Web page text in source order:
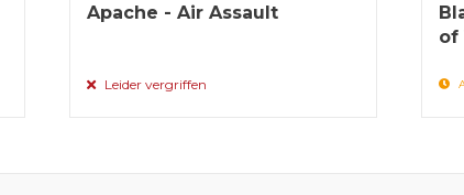
Apache - Air Assault
Leider vergriffen
of